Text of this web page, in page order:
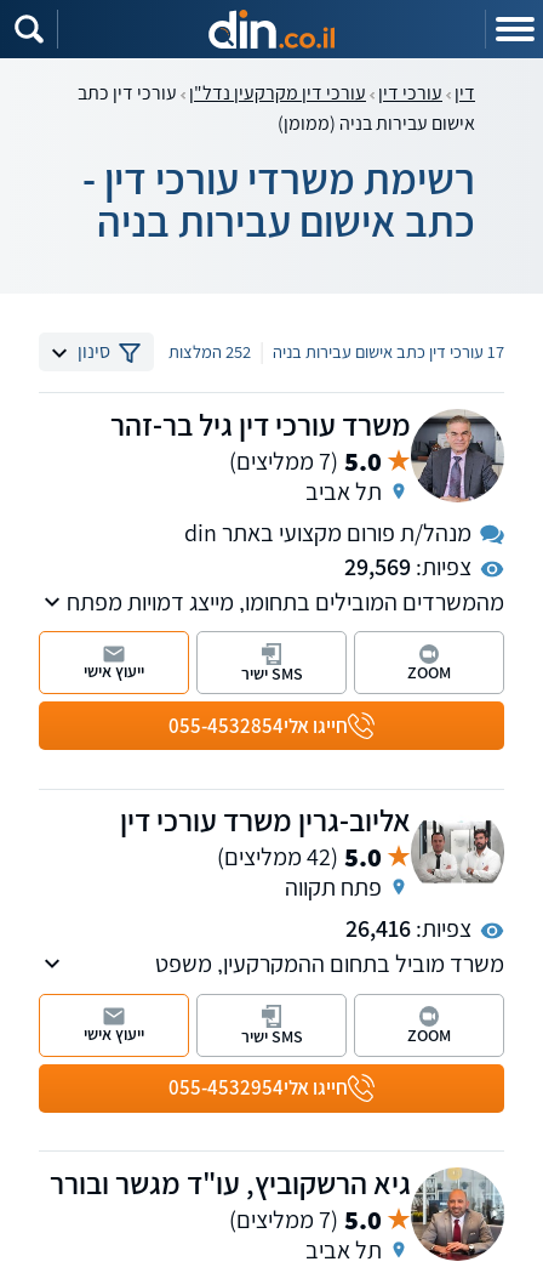
דין עורכי דין עורכי דין מקרקעין נדל"ן עורכי דין כתב
אישום עבירות בניה (ממומן)
רשימת משרדי עורכי דין -
כתב אישום עבירות בניה
17 עורכי דין כתב אישום עבירות בניה 252 המלצות סינון
משרד עורכי דין גיל בר-זהר
5.0 (7 ממליצים)
תל אביב
מנהל/ת פורום מקצועי באתר din
צפיות:29,569
מהמשרדים המובילים בתחומו, מייצג דמויות מפתח
בתקשורת ובטלוויזיה. המשרד מספק שרות
בנושאים: דיני משפחה, עבודה, מקרקעין, קיניין
רוחני ומסחרי
חייגו אלי055-4532854
ZOOM SMS ישיר ייעוץ אישי
אליוב-גרין משרד עורכי דין
5.0 (42 ממליצים)
פתח תקווה
צפיות:26,416
משרד מוביל בתחום ההמקרקעין, משפט
האזרחי-מסחרי ודיני משפחה. משרדנו מספק
שירותים בנושאים: עסקאות מכר, פירוק שיתוף,
ליקויי בניה, עריכת הסכמים מסחריים וייצוג חברות.
חייגו אלי055-4532954
ZOOM SMS ישיר ייעוץ אישי
גיא הרשקוביץ, עו"ד מגשר ובורר
5.0 (7 ממליצים)
תל אביב